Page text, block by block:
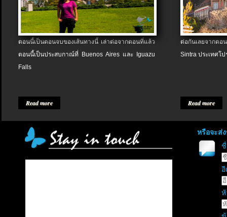
ตอนนี้เป็นตอนจบของเส้นทางนี้ เล่าต่อจากตอนที่แล้ว
ตอนนี้เป็นประสบกาณ์ที่ Buenos Aires และ Iguazu
Falls
Read more
ต่อกันเลยจากต
Sintra ประเทศโป
Read more
หรือจะส่
อี
หั